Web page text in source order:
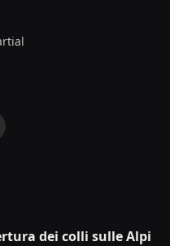
dei colli sulle Alpi